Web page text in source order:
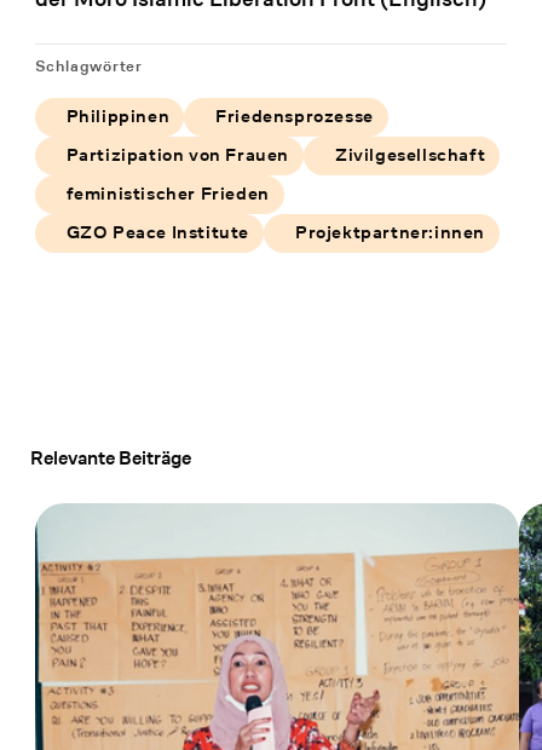
Schlagwörter
Philippinen
Friedensprozesse
Partizipation von Frauen
Zivilgesellschaft
feministischer Frieden
GZO Peace Institute
Projektpartner:innen
Relevante Beiträge